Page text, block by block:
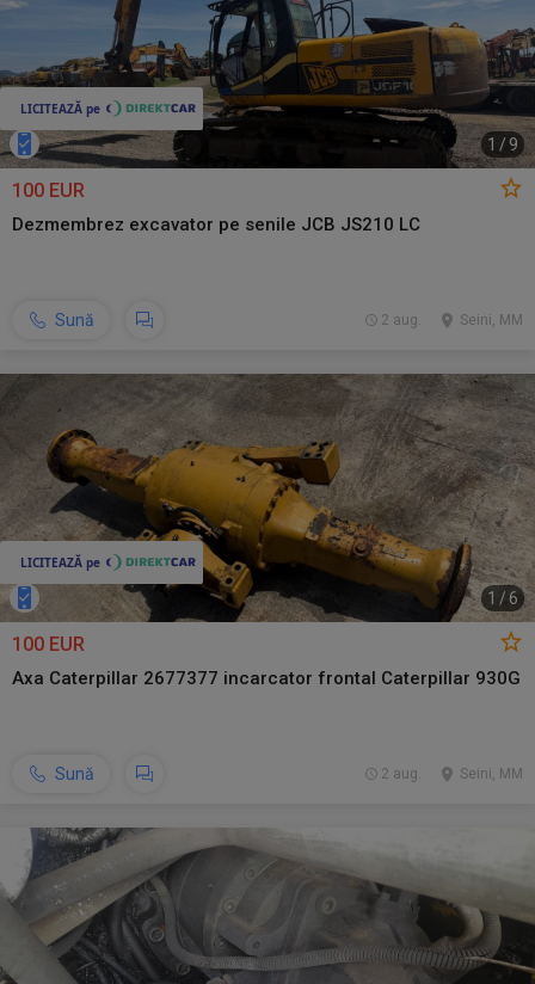
1 / 9
100 EUR
Dezmembrez excavator pe senile JCB JS210 LC
Sună Seini, MM
2 aug.
1 /6
100 EUR
Axa Caterpillar 2677377 incarcator frontal Caterpillar 930G
Sună Seini, MM
2 aug.